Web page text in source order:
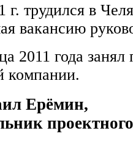
г. трудился в
вакансию
2011 года занял
компании.
Ерёмин,